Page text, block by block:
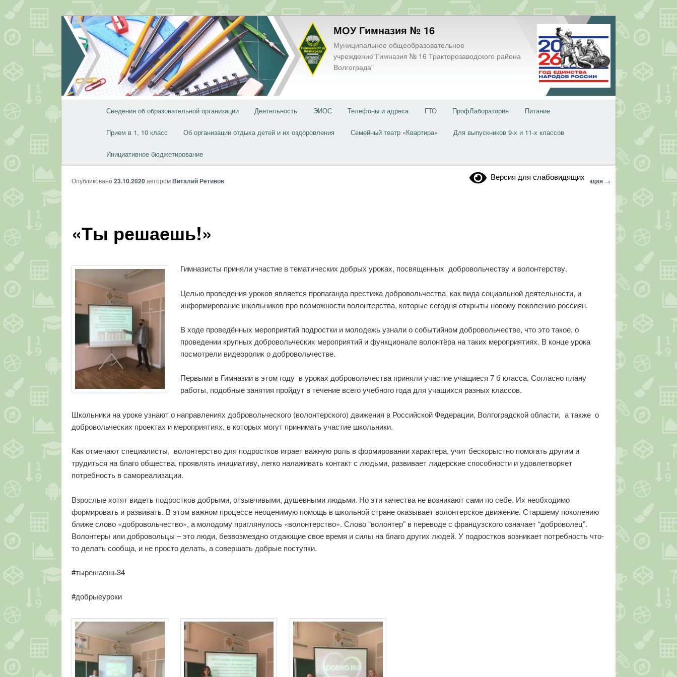
Перейти
к
основному
содержимому
МОУ Гимназия № 16
Муниципальное общеобразовательное
учреждение"Гимназия № 16 Тракторозаводского района
Волгограда"
Сведения об образовательной организации Деятельность ЭИОС Телефоны и адреса ГТО ПрофЛаборатория Питание
Прием в 1, 10 класс Об организации отдыха детей и их оздоровления Семейный театр «Квартира» Для выпускников 9-х и 11-х классов
Инициативное бюджетирование
Версия для слабовидящих
Навигация
← Предыдущая Следующая →
«Ты решаешь!»
Опубликовано 23.10.2020авторомВиталий Ретивов
Гимназисты приняли участие в тематических добрых уроках, посвященных добровольчеству и волонтерству.
Целью проведения уроков является пропаганда престижа добровольчества, как вида социальной деятельности, и
информирование школьников про возможности волонтерства, которые сегодня открыты новому поколению россиян.
В ходе проведённых мероприятий подростки и молодежь узнали о событийном добровольчестве, что это такое, о
проведении крупных добровольческих мероприятий и функционале волонтёра на таких мероприятиях. В конце урока
посмотрели видеоролик о добровольчестве.
Первыми в Гимназии в этом году в уроках добровольчества приняли участие учащиеся 7 б класса. Согласно плану
работы, подобные занятия пройдут в течение всего учебного года для учащихся разных классов.
Школьники на уроке узнают о направлениях добровольческого (волонтерского) движения в Российской Федерации, Волгоградской области, а также о
добровольческих проектах и мероприятиях, в которых могут принимать участие школьники.
Как отмечают специалисты, волонтерство для подростков играет важную роль в формировании характера, учит бескорыстно помогать другим и
трудиться на благо общества, проявлять инициативу, легко налаживать контакт с людьми, развивает лидерские способности и удовлетворяет
потребность в самореализации.
Взрослые хотят видеть подростков добрыми, отзывчивыми, душевными людьми. Но эти качества не возникают сами по себе. Их необходимо
формировать и развивать. В этом важном процессе неоценимую помощь в школьной стране оказывает волонтерское движение. Старшему поколению
ближе слово «добровольчество», а молодому приглянулось «волонтерство». Слово “волонтер” в переводе с французского означает “доброволец”.
Волонтеры или добровольцы – это люди, безвозмездно отдающие свое время и силы на благо других людей. У подростков возникает потребность что-
то делать сообща, и не просто делать, а совершать добрые поступки.
#тырешаешь34
#добрыеуроки